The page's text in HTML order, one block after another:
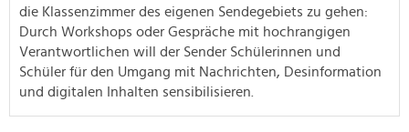
die Klassenzimmer des eigenen Sendegebiets zu gehen:
Durch Workshops oder Gespräche mit hochrangigen
Verantwortlichen will der Sender Schülerinnen und
Schüler für den Umgang mit Nachrichten, Desinformation
und digitalen Inhalten sensibilisieren.